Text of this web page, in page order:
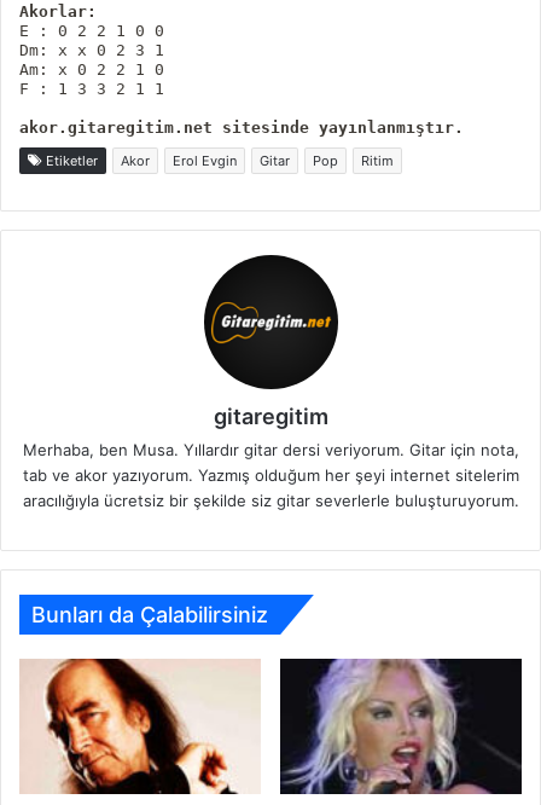
Akorlar:
E : 0 2 2 1 0 0
Dm: x x 0 2 3 1
Am: x 0 2 2 1 0
F : 1 3 3 2 1 1
Etiketler Akor Erol Evgin Gitar Pop Ritim
gitaregitim
Merhaba, ben Musa. Yıllardır gitar dersi veriyorum. Gitar için nota,
tab ve akor yazıyorum. Yazmış olduğum her şeyi internet sitelerim
aracılığıyla ücretsiz bir şekilde siz gitar severlerle buluşturuyorum.
Bunları da Çalabilirsiniz